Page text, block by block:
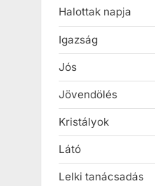
Halottak napja
Igazság
Jós
Jövendölés
Kristályok
Látó
Lelki tanácsadás